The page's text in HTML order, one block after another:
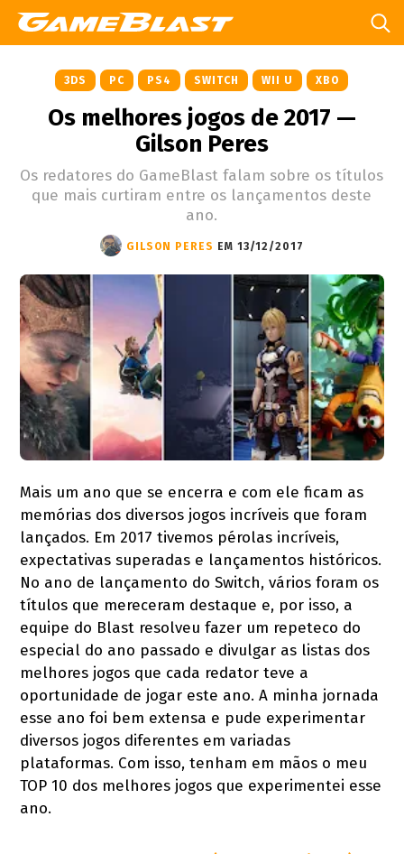
3DS PC PS4 SWITCH WII U XBO
Os melhores jogos de 2017 —
Gilson Peres
Os redatores do GameBlast falam sobre os títulos
que mais curtiram entre os lançamentos deste
ano.
GILSON PERES EM 13/12/2017
Mais um ano que se encerra e com ele ficam as
memórias dos diversos jogos incríveis que foram
lançados. Em 2017 tivemos pérolas incríveis,
expectativas superadas e lançamentos históricos.
No ano de lançamento do Switch, vários foram os
títulos que mereceram destaque e, por isso, a
equipe do Blast resolveu fazer um repeteco do
especial do ano passado e divulgar as listas dos
melhores jogos que cada redator teve a
oportunidade de jogar este ano. A minha jornada
esse ano foi bem extensa e pude experimentar
diversos jogos diferentes em variadas
plataformas. Com isso, tenham em mãos o meu
TOP 10 dos melhores jogos que experimentei esse
ano.